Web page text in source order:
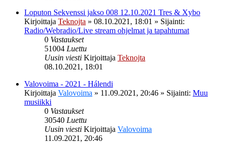
Loputon Sekvenssi jakso 008 12.10.2021 Tres & Xybo
Kirjoittaja Teknojta » 08.10.2021, 18:01 » Sijainti:
Radio/Webradio/Live stream ohjelmat ja tapahtumat
0 Vastaukset
51004 Luettu
Uusin viesti Kirjoittaja Teknojta
08.10.2021, 18:01
Valovoima - 2021 - Hálendi
Kirjoittaja Valovoima » 11.09.2021, 20:46 » Sijainti: Muu
musiikki
0 Vastaukset
30540 Luettu
Uusin viesti Kirjoittaja Valovoima
11.09.2021, 20:46